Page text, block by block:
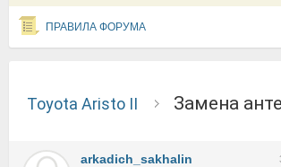
ПРАВИЛА ФОРУМА
Toyota Aristo II замена
arkadich_sakhalin